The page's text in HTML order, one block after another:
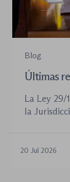
Blog
Últimas
La Ley 29/
la
aprobadas
20 Jul 2026